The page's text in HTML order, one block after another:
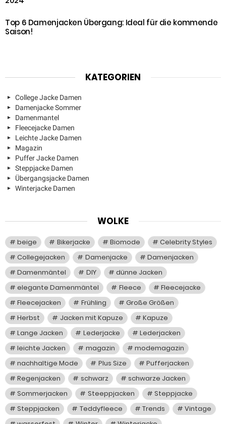
Top 6 Damenjacken Übergang: Ideal für die kommende
Saison!
KATEGORIEN
College Jacke Damen
Damenjacke Sommer
Damenmantel
Fleecejacke Damen
Leichte Jacke Damen
Magazin
Puffer Jacke Damen
Steppjacke Damen
Übergangsjacke Damen
Winterjacke Damen
WOLKE
beige Bikerjacke Biomode
Celebrity Styles
Collegejacken
Damenjacke
Damenjacken
Damenmäntel
DIY
dünne Jacken
elegante Damenmäntel
Fleece
Fleecejacke
Fleecejacken
Frühling
Große Größen
Herbst
Jacken mit Kapuze
Kapuze
Lange Jacken
Lederjacke
Lederjacken
leichte Jacken
magazin
modemagazin
nachhaltige Mode
Plus Size
Pufferjacken
Regenjacken
schwarz
schwarze Jacken
Sommerjacken
Steeppjacken
Steppjacke
Steppjacken
Teddyfleece Trends
Vintage